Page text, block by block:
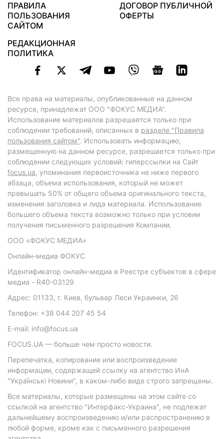
ПРАВИЛА
ПОЛЬЗОВАНИЯ
САЙТОМ
ДОГОВОР ПУБЛИЧНОЙ
ОФЕРТЫ
РЕДАКЦИОННАЯ
ПОЛИТИКА
Все права на материалы, опубликованные на данном
ресурсе, принадлежат ООО "ФОКУС МЕДИА".
Использование материалов разрешается только при
соблюдении требований, описанных в разделе "Правила
пользования сайтом". Использовать информацию,
размещенную на данном ресурсе, разрешается только при
соблюдении следующих условий: гиперссылки на Сайт
focus.ua, упоминания первоисточника не ниже первого
абзаца, объема использования, который не может
превышать 50% от общего объема оригинального текста,
изменения заголовка и лида материала. Использование
большего объема текста возможно только при условии
получения письменного разрешения Компании.
ООО «ФОКУС МЕДИА»
Онлайн-медиа ФОКУС
Идентификатор онлайн-медиа в Реестре субъектов в сфере
медиа - R40-03129
Адрес: 01133, г. Киев, бульвар Леси Украинки, 26
Телефон: +38 044 207 45 54
E-mail: info@focus.ua
FOCUS.UA — больше чем просто новости.
Перепечатка, копирование или воспроизведение
информации, содержащей ссылку на агентство ИнА
"Українські Новини", в каком-либо виде строго запрещены.
Все материалы, которые размещены на этом сайте со
ссылкой на агентство "Интерфакс-Украина", не подлежат
дальнейшему воспроизведению и/или распространению в
любой форме, кроме как с письменного разрешения